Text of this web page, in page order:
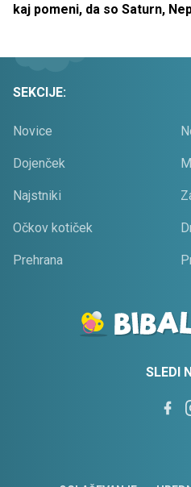
kaj pomeni, da so Saturn,
SEKCIJE:
Novice
Dojenček
Najstniki
Očkov kotiček
Prehrana
SLEDI